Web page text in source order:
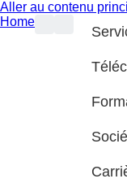
Aller au contenu
Home